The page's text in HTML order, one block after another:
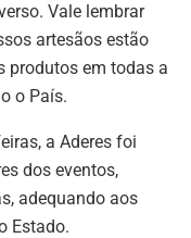
Vale lembrar
artesãos estão
produtos em todas a
o País.
a Aderes foi
dos eventos,
adequando aos
Estado.